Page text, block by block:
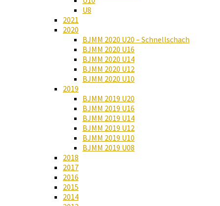
U8
2021
2020
BJMM 2020 U20 – Schnellschach
BJMM 2020 U16
BJMM 2020 U14
BJMM 2020 U12
BJMM 2020 U10
2019
BJMM 2019 U20
BJMM 2019 U16
BJMM 2019 U14
BJMM 2019 U12
BJMM 2019 U10
BJMM 2019 U08
2018
2017
2016
2015
2014